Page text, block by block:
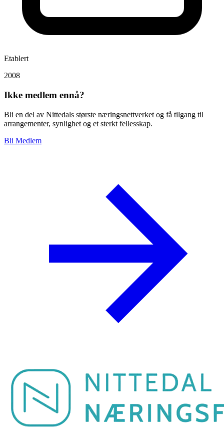
Etablert
2008
Ikke medlem ennå?
Bli en del av Nittedals største næringsnettverket og få tilgang til
arrangementer, synlighet og et sterkt fellesskap.
Bli Medlem